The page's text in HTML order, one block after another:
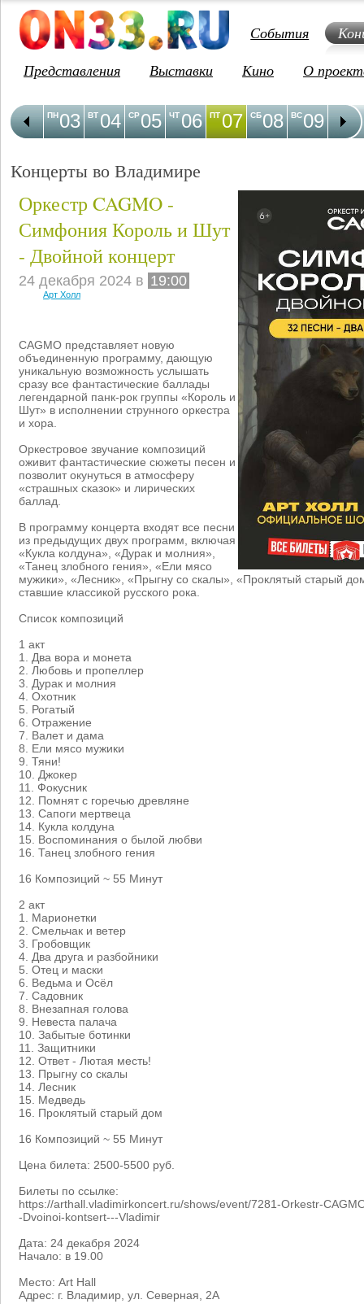
События
Представления
Выставки Кино О
03
ПН 04
ВТ 05
СР 06
ЧТ 07
ПТ 08
СБ 09
ВС 10
ПН
Концерты во Владимире
Оркестр CAGMO -
Симфония Король и Шут
- Двойной концерт
24 декабря 2024 в 19:00
Арт Холл
CAGMO представляет новую
объединенную программу, дающую
уникальную возможность услышать
сразу все фантастические баллады
легендарной панк-рок группы «Король и
Шут» в исполнении струнного оркестра
и хора.
Оркестровое звучание композиций
оживит фантастические сюжеты песен и
позволит окунуться в атмосферу
«страшных сказок» и лирических
баллад.
В программу концерта входят все песни
из предыдущих двух программ, включая
«Кукла колдуна», «Дурак и молния»,
«Танец злобного гения», «Ели мясо
мужики», «Лесник», «Прыгну со скалы», «Проклятый старый
ставшие классикой русского рока.
Список композиций
1 акт
1. Два вора и монета
2. Любовь и пропеллер
3. Дурак и молния
4. Охотник
5. Рогатый
6. Отражение
7. Валет и дама
8. Ели мясо мужики
9. Тяни!
10. Джокер
11. Фокусник
12. Помнят с горечью древляне
13. Сапоги мертвеца
14. Кукла колдуна
15. Воспоминания о былой любви
16. Танец злобного гения
16 Композиций ~ 55 Минут
2 акт
1. Марионетки
2. Смельчак и ветер
3. Гробовщик
4. Два друга и разбойники
5. Отец и маски
6. Ведьма и Осёл
7. Садовник
8. Внезапная голова
9. Невеста палача
10. Забытые ботинки
11. Защитники
12. Ответ - Лютая месть!
13. Прыгну со скалы
14. Лесник
15. Медведь
16. Проклятый старый дом
16 Композиций ~ 55 Минут
Цена билета: 2500-5500 руб.
Билеты по ссылке:
https://arthall.vladimirkoncert.ru/shows/event/7281-Orkestr-
-Dvoinoi-kontsert---Vladimir
Дата: 24 декабря 2024
Начало: в 19.00
Место: Art Hall
Адрес: г. Владимир, ул. Северная, 2А